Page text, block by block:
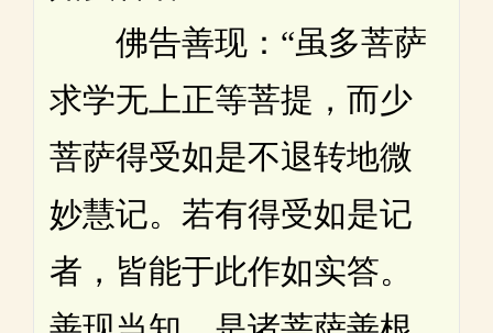
佛告善现：“虽多菩萨
求学无上正等菩提，而少
菩萨得受如是不退转地微
妙慧记。若有得受如是记
者，皆能于此作如实答。